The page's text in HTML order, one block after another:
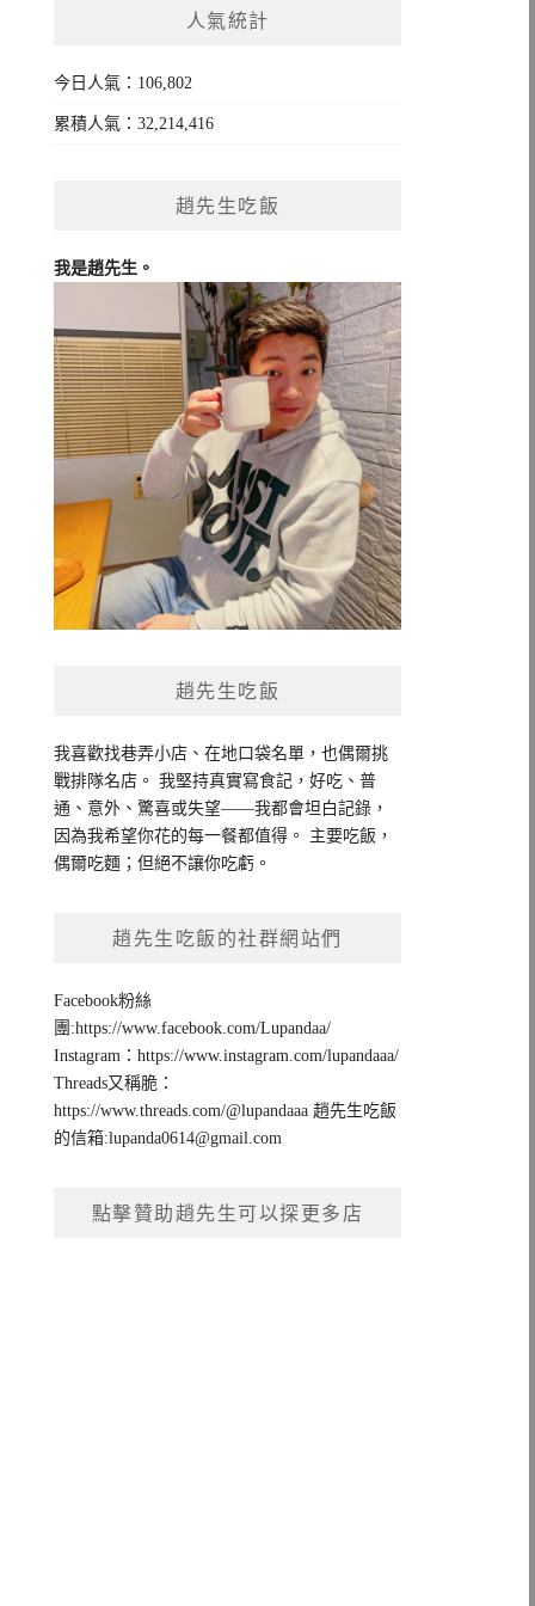
人氣統計
今日人氣：106,802
累積人氣：32,214,416
趙先生吃飯
我是趙先生。
趙先生吃飯
我喜歡找巷弄小店、在地口袋名單，也偶爾挑
戰排隊名店。 我堅持真實寫食記，好吃、普
通、意外、驚喜或失望——我都會坦白記錄，
因為我希望你花的每一餐都值得。 主要吃飯，
偶爾吃麵；但絕不讓你吃虧。
趙先生吃飯的社群網站們
Facebook粉絲
團:https://www.facebook.com/Lupandaa/
Instagram：https://www.instagram.com/lupandaaa/
Threads又稱脆：
https://www.threads.com/@lupandaaa 趙先生吃飯
的信箱:lupanda0614@gmail.com
點擊贊助趙先生可以探更多店